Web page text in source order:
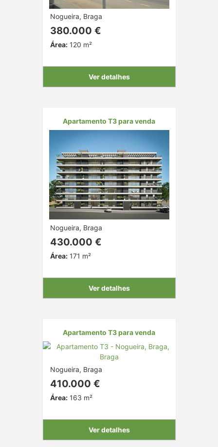
Nogueira, Braga
380.000 €
Área:120 m²
Ver detalhes
Apartamento T3 para venda
Nogueira, Braga
430.000 €
Área:171 m²
Ver detalhes
Apartamento T3 para venda
Nogueira, Braga
410.000 €
Área:163 m²
Ver detalhes